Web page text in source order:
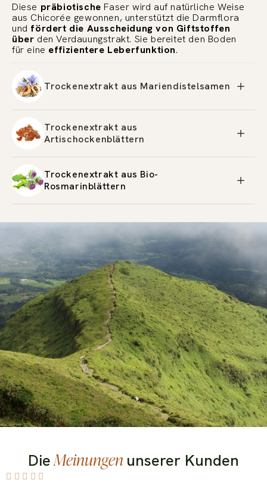
Diese präbiotische Faser wird auf natürliche Weise
aus Chicorée gewonnen, unterstützt die Darmflora
und fördert die Ausscheidung von Giftstoffen
über den Verdauungstrakt. Sie bereitet den Boden
für eine effizientere Leberfunktion.
Trockenextrakt aus Mariendistelsamen
Trockenextrakt aus
Artischockenblättern
Trockenextrakt aus Bio-
Rosmarinblättern
DieMeinungen unserer Kunden